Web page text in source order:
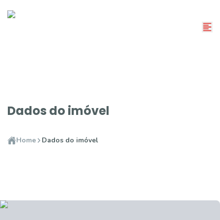
Dados do imóvel
Home Dados do imóvel